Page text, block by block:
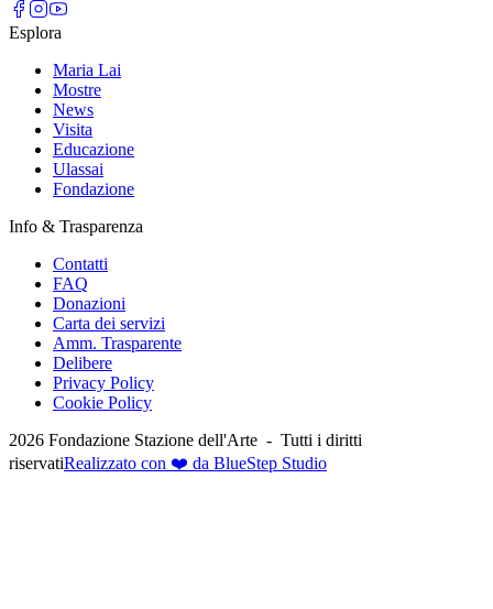
Esplora
Maria Lai
Mostre
News
Visita
Educazione
Ulassai
Fondazione
Info & Trasparenza
Contatti
FAQ
Donazioni
Carta dei servizi
Amm. Trasparente
Delibere
Privacy Policy
Cookie Policy
2026 Fondazione Stazione dell'Arte - Tutti i diritti
riservatiRealizzato con ❤️ da BlueStep Studio